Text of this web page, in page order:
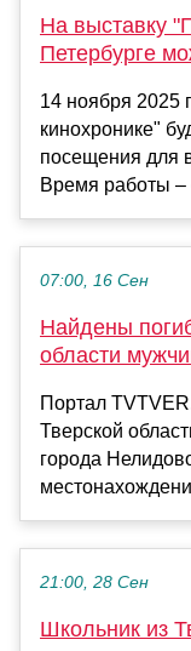
На выставку
Петербурге
14 ноября 2025
кинохронике"
посещения для
Время работы –
07:00, 16 Сен
Найдены
области
Портал
Тверской
города
21:00, 28 Сен
Школьник из